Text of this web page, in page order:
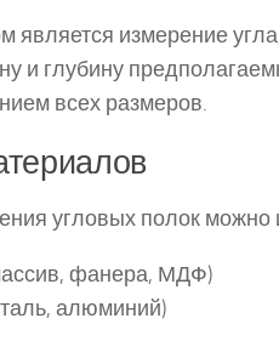
измерение
и глубину
всех размеров.
угловых полок
фанера, МДФ)
алюминий)